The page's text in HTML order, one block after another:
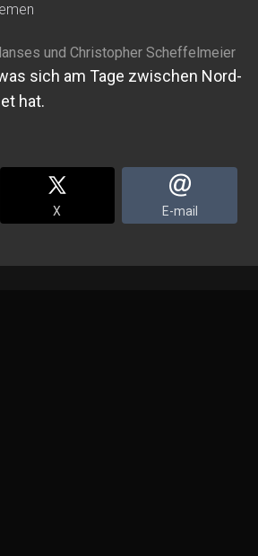
und Christopher Scheffelmeier
sich am Tage zwischen Nord-
hat.
X E-mail